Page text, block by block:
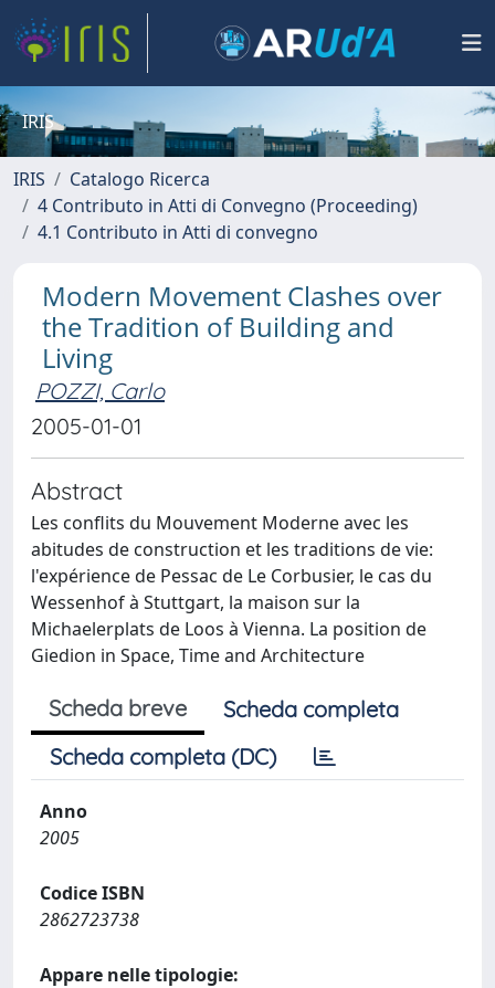
IRIS
IRIS
Catalogo Ricerca
4 Contributo in Atti di Convegno (Proceeding)
4.1 Contributo in Atti di convegno
Modern Movement Clashes over
the Tradition of Building and
Living
POZZI, Carlo
2005-01-01
Abstract
Les conflits du Mouvement Moderne avec les
abitudes de construction et les traditions de vie:
l'expérience de Pessac de Le Corbusier, le cas du
Wessenhof à Stuttgart, la maison sur la
Michaelerplats de Loos à Vienna. La position de
Giedion in Space, Time and Architecture
Scheda breve
Scheda completa
Scheda completa (DC)
Anno
2005
Codice ISBN
2862723738
Appare nelle tipologie: